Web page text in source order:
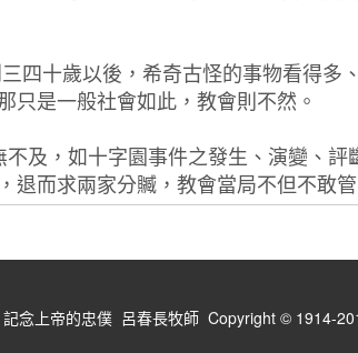
記念上帝的忠僕 呂春長牧師 Copyright © 1914-